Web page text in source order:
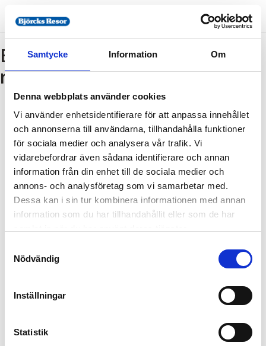
Samtycke Information Om
Denna webbplats använder cookies
Vi använder enhetsidentifierare för att anpassa innehållet
och annonserna till användarna, tillhandahålla funktioner
för sociala medier och analysera vår trafik. Vi
vidarebefordrar även sådana identifierare och annan
information från din enhet till de sociala medier och
annons- och analysföretag som vi samarbetar med.
Dessa kan i sin tur kombinera informationen med annan
information som du har tillhandahållit eller som de har
Nödvändig
Inställningar
Statistik
Bokning - Tillbaka till
resebeskrivningen
Tillbaka till resebeskrivningen
1. Antal resenärer och rum
2. Personupplysningar
3. Betalning
Fel